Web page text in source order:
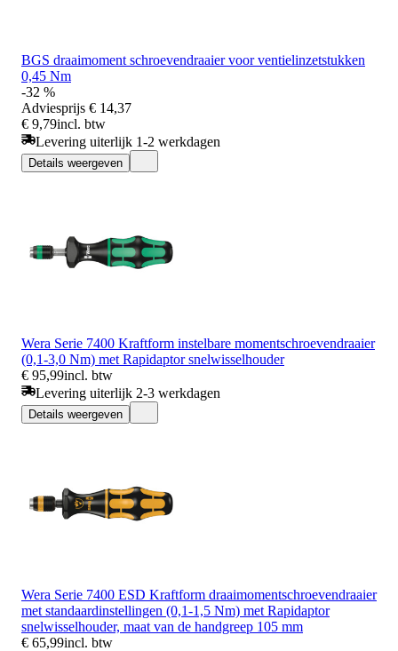
BGS draaimoment schroevendraaier voor ventielinzetstukken
0,45 Nm
-32 %
Adviesprijs € 14,37
€ 9,79incl. btw
Levering uiterlijk 1-2 werkdagen
Details weergeven
Wera Serie 7400 Kraftform instelbare momentschroevendraaier
(0,1-3,0 Nm) met Rapidaptor snelwisselhouder
€ 95,99incl. btw
Levering uiterlijk 2-3 werkdagen
Details weergeven
Wera Serie 7400 ESD Kraftform draaimomentschroevendraaier
met standaardinstellingen (0,1-1,5 Nm) met Rapidaptor
snelwisselhouder, maat van de handgreep 105 mm
€ 65,99incl. btw